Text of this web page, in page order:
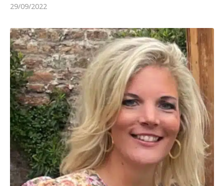
29/09/2022